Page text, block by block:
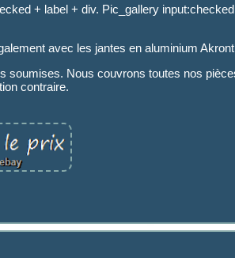
+ label + div. Pic_gallery
avec les jantes en aluminium
soumises. Nous couvrons toutes nos
contraire.